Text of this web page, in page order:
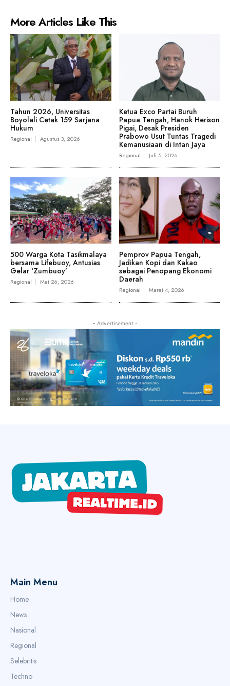
More Articles Like This
Tahun 2026, Universitas
Boyolali Cetak 159 Sarjana
Hukum
Regional Agustus 3, 2026
Ketua Exco Partai Buruh
Papua Tengah, Hanok Herison
Pigai, Desak Presiden
Prabowo Usut Tuntas Tragedi
Kemanusiaan di Intan Jaya
Regional Juli 5, 2026
500 Warga Kota Tasikmalaya
bersama Lifebuoy, Antusias
Gelar ‘Zumbuoy’
Regional Mei 26, 2026
Pemprov Papua Tengah,
Jadikan Kopi dan Kakao
sebagai Penopang Ekonomi
Daerah
Regional Maret 4, 2026
- Advertisement -
Main Menu
Home
News
Nasional
Regional
Selebritis
Techno